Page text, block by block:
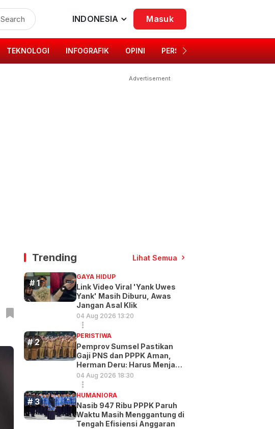
Search INDONESIA Masuk
TEKNOLOGI INFOGRAFIK OPINI PERSONA
Advertisement
Trending Lihat Semua
GAYA HIDUP
Link Video Viral 'Yank Uwes
Yank' Masih Diburu, Awas
Jangan Asal Klik
04 Aug 2026 13:20
PERISTIWA
Pemprov Sumsel Pastikan
Gaji PNS dan PPPK Aman,
Herman Deru: Harus Menjadi
Prioritas
04 Aug 2026 18:30
HUMANIORA
Nasib 947 Ribu PPPK Paruh
Waktu Masih Menggantung di
Tengah Efisiensi Anggaran